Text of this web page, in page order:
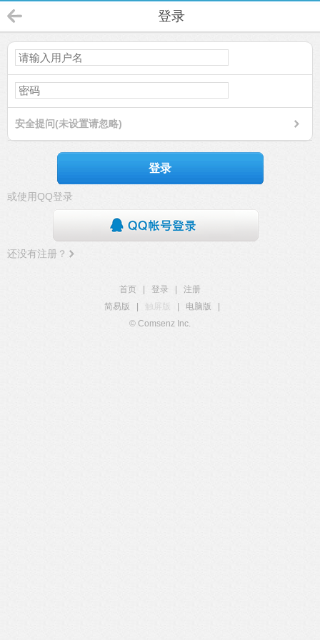
登录
安全提问(未设置请忽略)
登录
或使用QQ登录
还没有注册？
首页 登录
注册
简易版
触屏版 电脑版
© Comsenz Inc.